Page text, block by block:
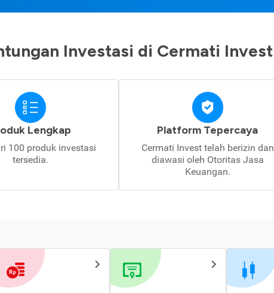
Investasi di Cermati Invest
Lengkap
100 produk investasi
tersedia.
Platform Tepercaya
Cermati Invest telah berizin dan
diawasi oleh Otoritas Jasa
Keuangan.